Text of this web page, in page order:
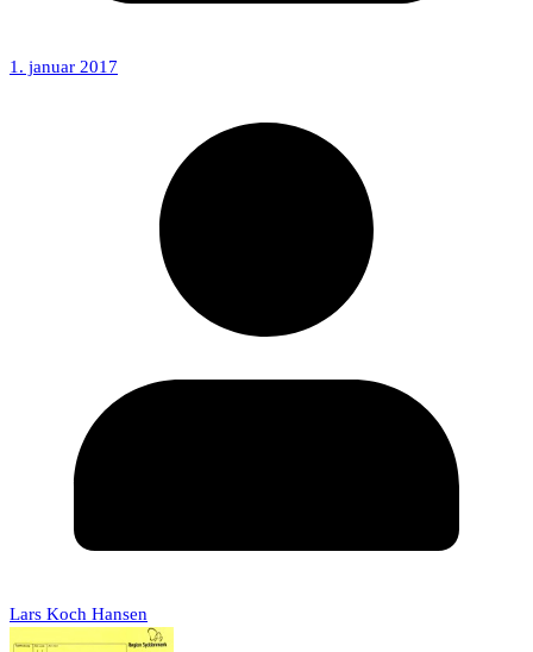
1. januar 2017
Lars Koch Hansen